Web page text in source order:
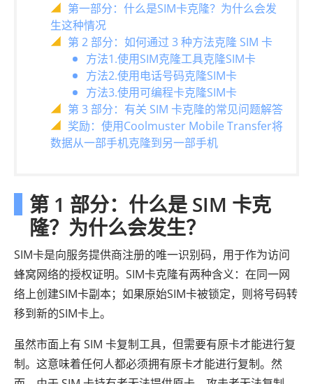
第一部分：什么是SIM卡克隆？为什么会发
生这种情况
第 2 部分：如何通过 3 种方法克隆 SIM 卡
方法1.使用SIM克隆工具克隆SIM卡
方法2.使用电话号码克隆SIM卡
方法3.使用可编程卡克隆SIM卡
第 3 部分：有关 SIM 卡克隆的常见问题解答
奖励：使用Coolmuster Mobile Transfer将
数据从一部手机克隆到另一部手机
第 1 部分：什么是 SIM 卡克
隆？为什么会发生？
SIM卡是向服务提供商注册的唯一识别码，用于作为访问
蜂窝网络的授权证明。SIM卡克隆有两种含义：在同一网
络上创建SIM卡副本；如果原始SIM卡被锁定，则将号码转
移到新的SIM卡上。
虽然市面上有 SIM 卡复制工具，但需要有原卡才能进行复
制。这意味着任何人都必须拥有原卡才能进行复制。然